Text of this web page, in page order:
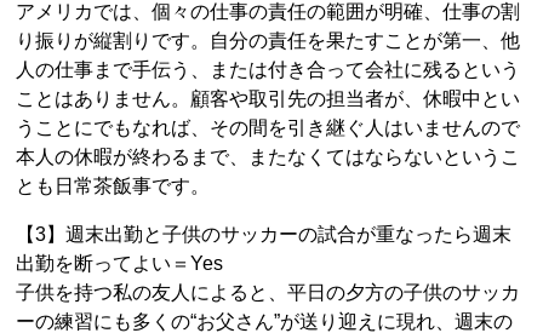
アメリカでは、個々の仕事の責任の範囲が明確、仕事の割
り振りが縦割りです。自分の責任を果たすことが第一、他
人の仕事まで手伝う、または付き合って会社に残るという
ことはありません。顧客や取引先の担当者が、休暇中とい
うことにでもなれば、その間を引き継ぐ人はいませんので
本人の休暇が終わるまで、またなくてはならないというこ
とも日常茶飯事です。
【3】週末出勤と子供のサッカーの試合が重なったら週末
出勤を断ってよい＝Yes
子供を持つ私の友人によると、平日の夕方の子供のサッカ
ーの練習にも多くの“お父さん”が送り迎えに現れ、週末の